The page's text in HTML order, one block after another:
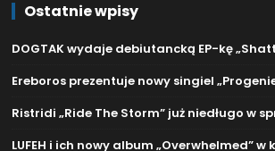
Ostatnie wpisy
DOGTAK wydaje debiutancką EP-kę
Ereboros prezentuje nowy singiel
Ristridi „Ride The Storm” już niedługo w
LUFEH i ich nowy album „Overwhelmed”